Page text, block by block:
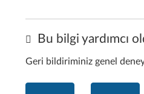
Bu bilgi yardımcı
Geri bildiriminiz genel